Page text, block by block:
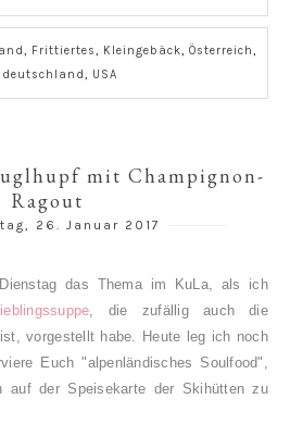
, Frittiertes, Kleingebäck, Österreich,
, USA
mit Champignon-
Ragout
26. Januar 2017
das Thema im KuLa, als ich
, die zufällig auch die
vorgestellt habe. Heute leg ich noch
Euch "alpenländisches Soulfood",
auf der Speisekarte der Skihütten zu